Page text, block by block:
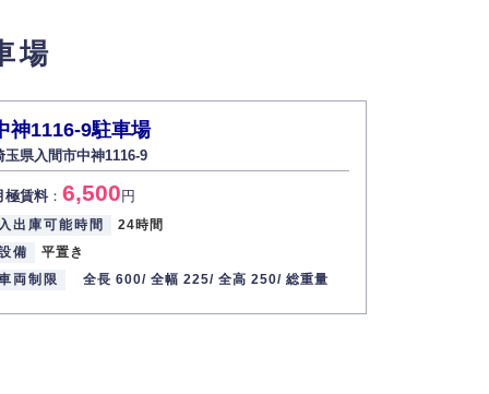
。
合は開示いたしません）。
場
神1116-9駐車場
玉県入間市中神1116-9
極賃料： 6,500円
入出庫可能時間
24時間
備
平置き
両制限
全長 600/ 全幅 225/ 全高 250/ 総重量